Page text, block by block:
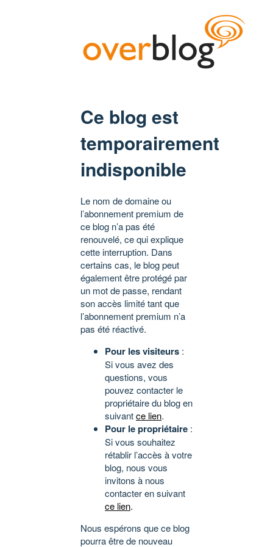
Ce blog est
temporairement
indisponible
Le nom de domaine ou
l’abonnement premium de
ce blog n’a pas été
renouvelé, ce qui explique
cette interruption. Dans
certains cas, le blog peut
également être protégé par
un mot de passe, rendant
son accès limité tant que
l’abonnement premium n’a
pas été réactivé.
Pour les visiteurs :
Si vous avez des
questions, vous
pouvez contacter le
propriétaire du blog en
suivantce lien.
Pour le propriétaire :
Si vous souhaitez
rétablir l’accès à votre
blog, nous vous
invitons à nous
contacter en suivant
ce lien.
Nous espérons que ce blog
pourra être de nouveau